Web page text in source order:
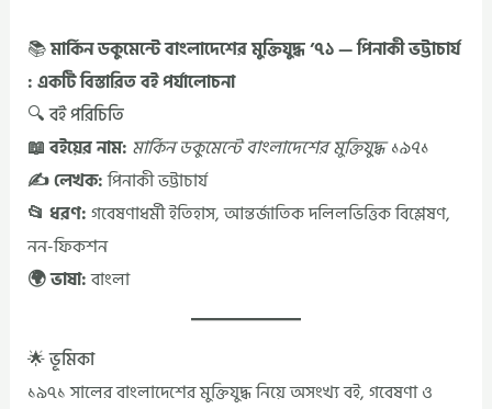
📚মার্কিন ডকুমেন্টে বাংলাদেশের মুক্তিযুদ্ধ ’৭১ — পিনাকী ভট্টাচার্য
: একটি বিস্তারিত বই পর্যালোচনা
🔍 বই পরিচিতি
📖 বইয়ের নাম: মার্কিন ডকুমেন্টে বাংলাদেশের মুক্তিযুদ্ধ ১৯৭১
✍️ লেখক:পিনাকী ভট্টাচার্য
📂 ধরণ:গবেষণাধর্মী ইতিহাস, আন্তর্জাতিক দলিলভিত্তিক বিশ্লেষণ,
নন-ফিকশন
🌍 ভাষা:বাংলা
🌟 ভূমিকা
১৯৭১ সালের বাংলাদেশের মুক্তিযুদ্ধ নিয়ে অসংখ্য বই, গবেষণা ও